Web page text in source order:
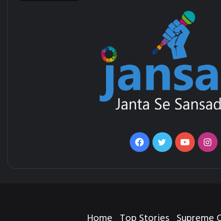
FacebookTwitterYouTube
Home Top Stories Supreme